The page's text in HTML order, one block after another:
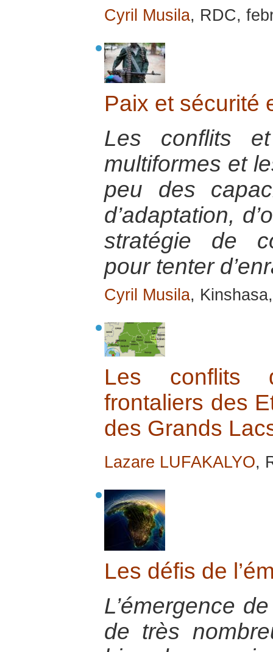
Cyril Musila, RDC,
Paix et sécurité
Les conflits
multiformes et
peu des
d’adaptation,
stratégie de
pour tenter
Cyril Musila,
Les conflits
frontaliers des
des Grands
Lazare LUFAKALYO,
Les défis de
L’émergence
de très